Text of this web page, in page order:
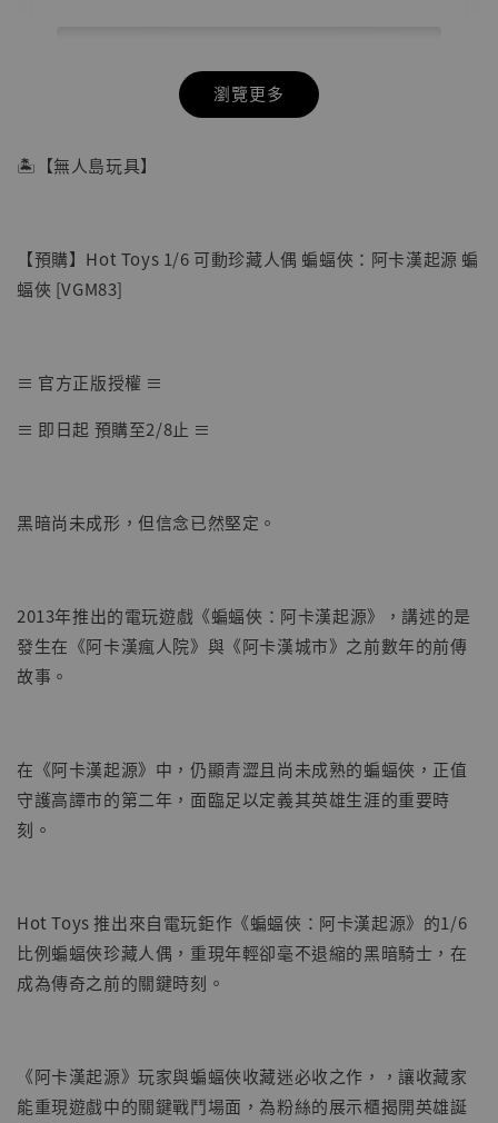
【店內現貨】七龍珠 系列蒐藏雕像 悟空 鳥山
NT$ 5,580
瀏覽更多
🏝【無人島玩具】
【預購】Hot Toys 1/6 可動珍藏人偶 蝙蝠俠：阿卡漢起源 蝙
蝠俠 [VGM83]
≡ 官方正版授權 ≡
≡ 即日起 預購至2/8止 ≡
黑暗尚未成形，但信念已然堅定。
2013年推出的電玩遊戲《蝙蝠俠：阿卡漢起源》，講述的是
發生在《阿卡漢瘋人院》與《阿卡漢城市》之前數年的前傳
故事。
在《阿卡漢起源》中，仍顯青澀且尚未成熟的蝙蝠俠，正值
守護高譚市的第二年，面臨足以定義其英雄生涯的重要時
刻。
Hot Toys 推出來自電玩鉅作《蝙蝠俠：阿卡漢起源》的1/6
比例蝙蝠俠珍藏人偶，重現年輕卻毫不退縮的黑暗騎士，在
成為傳奇之前的關鍵時刻。
《阿卡漢起源》玩家與蝙蝠俠收藏迷必收之作，，讓收藏家
能重現遊戲中的關鍵戰鬥場面，為粉絲的展示櫃揭開英雄誕